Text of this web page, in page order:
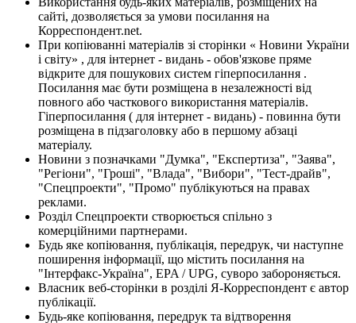
сайті, дозволяється за умови посилання на
Корреспондент.net.
При копіюванні матеріалів зі сторінки « Новини України
і світу» , для інтернет - видань - обов'язкове пряме
відкрите для пошукових систем гіперпосилання .
Посилання має бути розміщена в незалежності від
повного або часткового використання матеріалів.
Гіперпосилання ( для інтернет - видань) - повинна бути
розміщена в підзаголовку або в першому абзаці
матеріалу.
Новини з позначками "Думка", "Експертиза", "Заява",
"Регіони", "Гроші", "Влада", "Вибори", "Тест-драйв",
"Спецпроекти", "Промо" публікуються на правах
реклами.
Розділ Спецпроекти створюється спільно з
комерційними партнерами.
Будь яке копіювання, публікація, передрук, чи наступне
поширення інформації, що містить посилання на
"Інтерфакс-Україна", EPA / UPG, суворо забороняється.
Власник веб-сторінки в розділі Я-Корреспондент є автор
публікації.
Будь-яке копіювання, передрук та відтворення